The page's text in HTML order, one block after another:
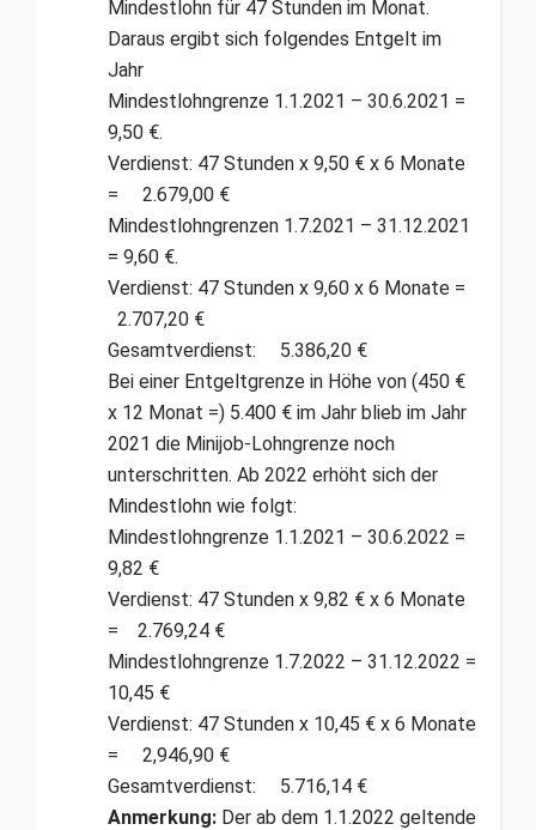
Mindestlohn für 47 Stunden im Monat.
Daraus ergibt sich folgendes Entgelt im
Jahr
Mindestlohngrenze 1.1.2021 – 30.6.2021 =
9,50 €.
Verdienst: 47 Stunden x 9,50 € x 6 Monate
= 2.679,00 €
Mindestlohngrenzen 1.7.2021 – 31.12.2021
= 9,60 €.
Verdienst: 47 Stunden x 9,60 x 6 Monate =
2.707,20 €
Gesamtverdienst: 5.386,20 €
Bei einer Entgeltgrenze in Höhe von (450 €
x 12 Monat =) 5.400 € im Jahr blieb im Jahr
2021 die Minijob-Lohngrenze noch
unterschritten. Ab 2022 erhöht sich der
Mindestlohn wie folgt:
Mindestlohngrenze 1.1.2021 – 30.6.2022 =
9,82 €
Verdienst: 47 Stunden x 9,82 € x 6 Monate
= 2.769,24 €
Mindestlohngrenze 1.7.2022 – 31.12.2022 =
10,45 €
Verdienst: 47 Stunden x 10,45 € x 6 Monate
= 2,946,90 €
Gesamtverdienst: 5.716,14 €
Anmerkung: Der ab dem 1.1.2022 geltende